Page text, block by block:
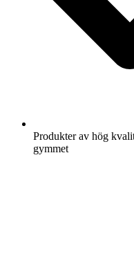
Produkter av hög
gymmet